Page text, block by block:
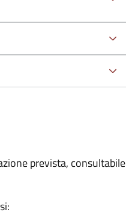
prevista, consultabile